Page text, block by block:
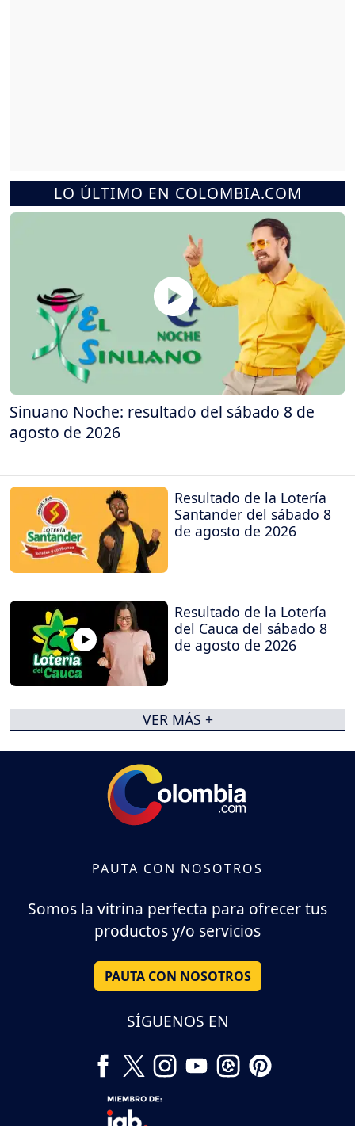
LO ÚLTIMO EN COLOMBIA.COM
Sinuano Noche: resultado del sábado 8 de
agosto de 2026
Resultado de la Lotería
Santander del sábado 8
de agosto de 2026
Resultado de la Lotería
del Cauca del sábado 8
de agosto de 2026
VER MÁS +
PAUTA CON NOSOTROS
Somos la vitrina perfecta para ofrecer tus
productos y/o servicios
PAUTA CON NOSOTROS
SÍGUENOS EN